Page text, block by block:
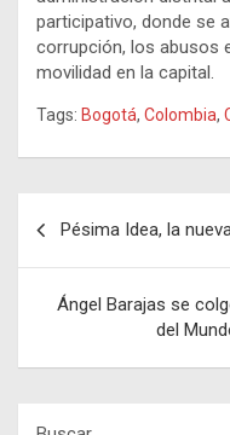
participativo, donde se
corrupción, los abusos
movilidad en la capital.
Tags: Bogotá, Colombia,
entradas
Pésima Idea, la
Ángel Barajas se
del